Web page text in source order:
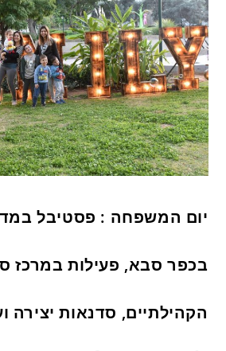
יום המשפחה : פסטיבל
בכפר סבא, פעילות במרכז
הקהילתיים, סדנאות יצירה